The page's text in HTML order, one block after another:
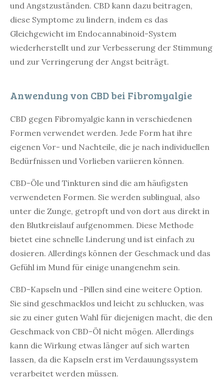
und Angstzuständen. CBD kann dazu beitragen,
diese Symptome zu lindern, indem es das
Gleichgewicht im Endocannabinoid-System
wiederherstellt und zur Verbesserung der Stimmung
und zur Verringerung der Angst beiträgt.
Anwendung von CBD bei Fibromyalgie
CBD gegen Fibromyalgie kann in verschiedenen
Formen verwendet werden. Jede Form hat ihre
eigenen Vor- und Nachteile, die je nach individuellen
Bedürfnissen und Vorlieben variieren können.
CBD-Öle und Tinkturen sind die am häufigsten
verwendeten Formen. Sie werden sublingual, also
unter die Zunge, getropft und von dort aus direkt in
den Blutkreislauf aufgenommen. Diese Methode
bietet eine schnelle Linderung und ist einfach zu
dosieren. Allerdings können der Geschmack und das
Gefühl im Mund für einige unangenehm sein.
CBD-Kapseln und -Pillen sind eine weitere Option.
Sie sind geschmacklos und leicht zu schlucken, was
sie zu einer guten Wahl für diejenigen macht, die den
Geschmack von CBD-Öl nicht mögen. Allerdings
kann die Wirkung etwas länger auf sich warten
lassen, da die Kapseln erst im Verdauungssystem
verarbeitet werden müssen.